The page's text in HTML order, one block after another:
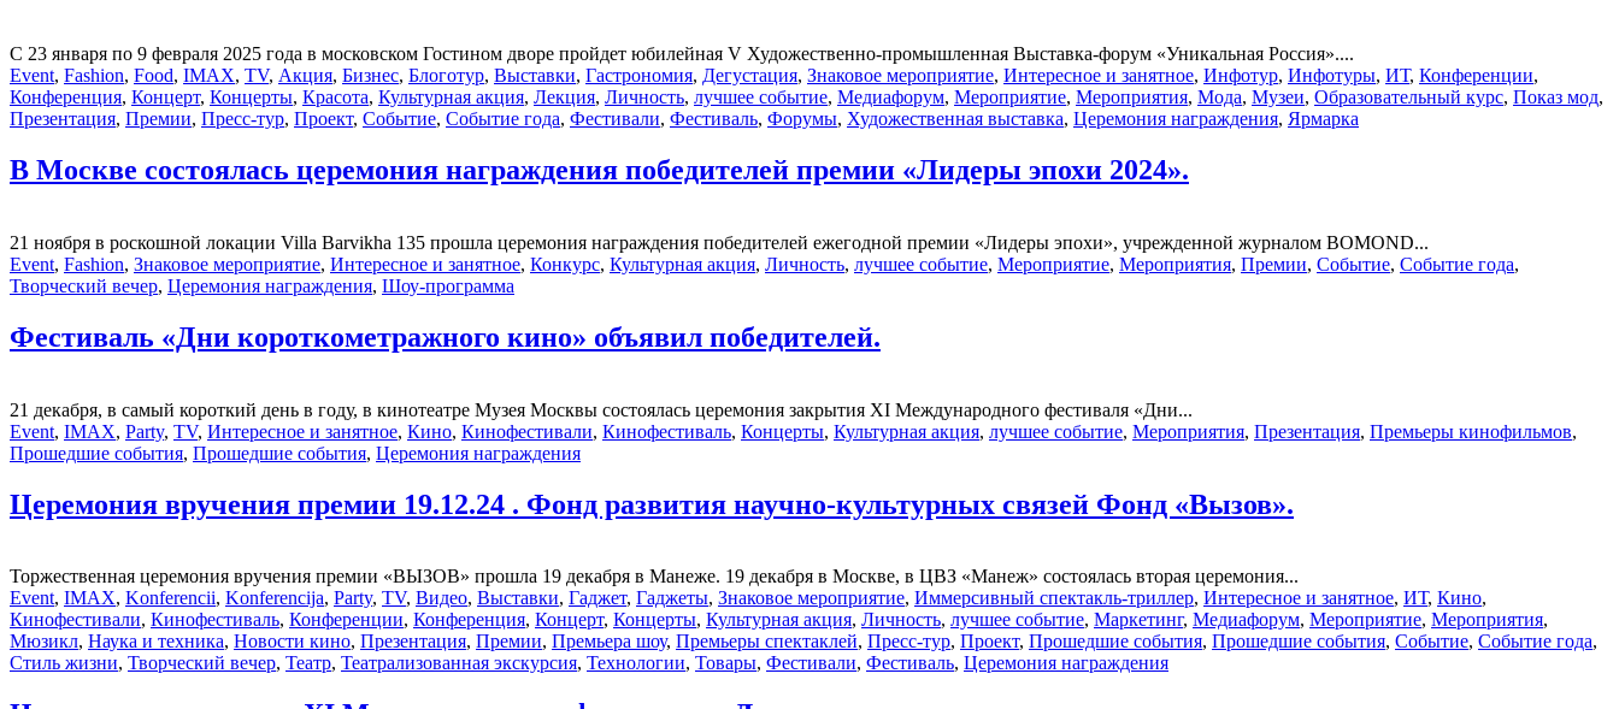
С 23 января по 9 февраля 2025 года в московском Гостином дворе пройдет юбилейная V Художественно-промышленная Выставка-форум «Уникальная Россия»....
Event, Fashion, Food, IMAX, TV, Акция, Бизнес, Блоготур, Выставки, Гастрономия, Дегустация, Знаковое мероприятие, Интересное и занятное, Инфотур, Инфотуры, ИТ, Конференции,
Конференция, Концерт, Концерты, Красота, Культурная акция, Лекция, Личность, лучшее событие, Медиафорум, Мероприятие, Мероприятия, Мода, Музеи, Образовательный курс, Показ мод,
Презентация, Премии, Пресс-тур, Проект, Событие, Событие года, Фестивали, Фестиваль, Форумы, Художественная выставка, Церемония награждения, Ярмарка
В Москве состоялась церемония награждения победителей премии «Лидеры эпохи 2024».
21 ноября в роскошной локации Villa Barvikha 135 прошла церемония награждения победителей ежегодной премии «Лидеры эпохи», учрежденной журналом BOMOND...
Event, Fashion, Знаковое мероприятие, Интересное и занятное, Конкурс, Культурная акция, Личность, лучшее событие, Мероприятие, Мероприятия, Премии, Событие, Событие года,
Творческий вечер, Церемония награждения, Шоу-программа
Фестиваль «Дни короткометражного кино» объявил победителей.
21 декабря, в самый короткий день в году, в кинотеатре Музея Москвы состоялась церемония закрытия XI Международного фестиваля «Дни...
Event, IMAX, Party, TV, Интересное и занятное, Кино, Кинофестивали, Кинофестиваль, Концерты, Культурная акция, лучшее событие, Мероприятия, Презентация, Премьеры кинофильмов,
Прошедшие события, Прошедшие события, Церемония награждения
Церемония вручения премии 19.12.24 . Фонд развития научно-культурных связей Фонд «Вызов».
Торжественная церемония вручения премии «ВЫЗОВ» прошла 19 декабря в Манеже. 19 декабря в Москве, в ЦВЗ «Манеж» состоялась вторая церемония...
Event, IMAX, Konferencii, Konferencija, Party, TV, Видео, Выставки, Гаджет, Гаджеты, Знаковое мероприятие, Иммерсивный спектакль-триллер, Интересное и занятное, ИТ, Кино,
Кинофестивали, Кинофестиваль, Конференции, Конференция, Концерт, Концерты, Культурная акция, Личность, лучшее событие, Маркетинг, Медиафорум, Мероприятие, Мероприятия,
Мюзикл, Наука и техника, Новости кино, Презентация, Премии, Премьера шоу, Премьеры спектаклей, Пресс-тур, Проект, Прошедшие события, Прошедшие события, Событие, Событие года,
Стиль жизни, Творческий вечер, Театр, Театрализованная экскурсия, Технологии, Товары, Фестивали, Фестиваль, Церемония награждения